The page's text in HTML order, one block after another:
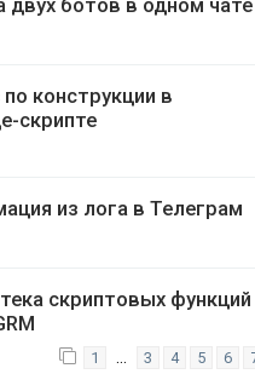
двух ботов в одном чате
конструкции в
скрипте
из лога в Телеграм
скриптовых функций
1 … 3 4 5 6